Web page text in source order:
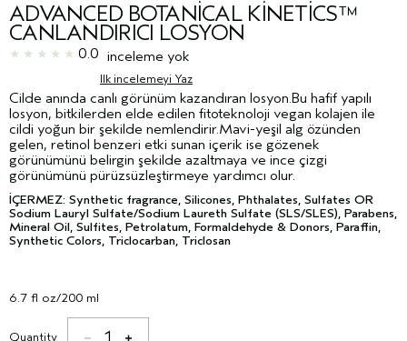
ADVANCED BOTANICAL KINETICS™
CANLANDIRICI LOSYON
0.0 inceleme yok
Ilk incelemeyi Yaz
Cilde anında canlı görünüm kazandıran losyon.Bu hafif yapılı
losyon, bitkilerden elde edilen fitoteknoloji vegan kolajen ile
cildi yoğun bir şekilde nemlendirir.Mavi-yeşil alg özünden
gelen, retinol benzeri etki sunan içerik ise gözenek
görünümünü belirgin şekilde azaltmaya ve ince çizgi
görünümünü pürüzsüzleştirmeye yardımcı olur.
İÇERMEZ: Synthetic fragrance, Silicones, Phthalates, Sulfates OR
Sodium Lauryl Sulfate/Sodium Laureth Sulfate (SLS/SLES), Parabens,
Mineral Oil, Sulfites, Petrolatum, Formaldehyde & Donors, Paraffin,
Synthetic Colors, Triclocarban, Triclosan
6.7 fl oz/200 ml
Quantity 1